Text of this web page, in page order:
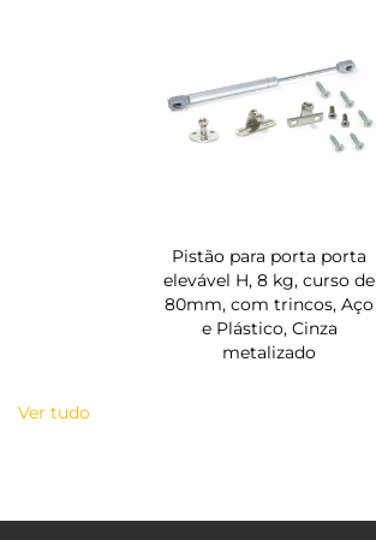
Pistão para porta porta
elevável H, 8 kg, curso de
80mm, com trincos, Aço
e Plástico, Cinza
metalizado
Ver tudo